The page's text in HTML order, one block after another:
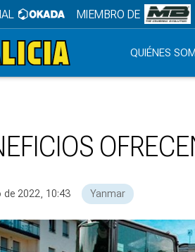
MIEMBRO DE
QUIÉNES
de 2022, 10:43 Yanmar